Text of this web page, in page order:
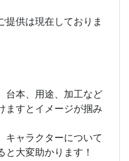
提供は現在しておりま
台本、用途、加工など
ますとイメージが掴み
キャラクターについて
大変助かります！